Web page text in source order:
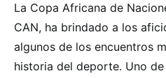
La Copa Africana de
CAN, ha brindado a los
algunos de los encuentros
historia del deporte. Uno